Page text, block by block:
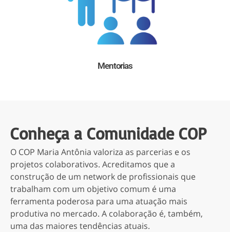
Mentorias
Conheça a Comunidade COP
O COP Maria Antônia valoriza as parcerias e os
projetos colaborativos. Acreditamos que a
construção de um network de profissionais que
trabalham com um objetivo comum é uma
ferramenta poderosa para uma atuação mais
produtiva no mercado. A colaboração é, também,
uma das maiores tendências atuais.